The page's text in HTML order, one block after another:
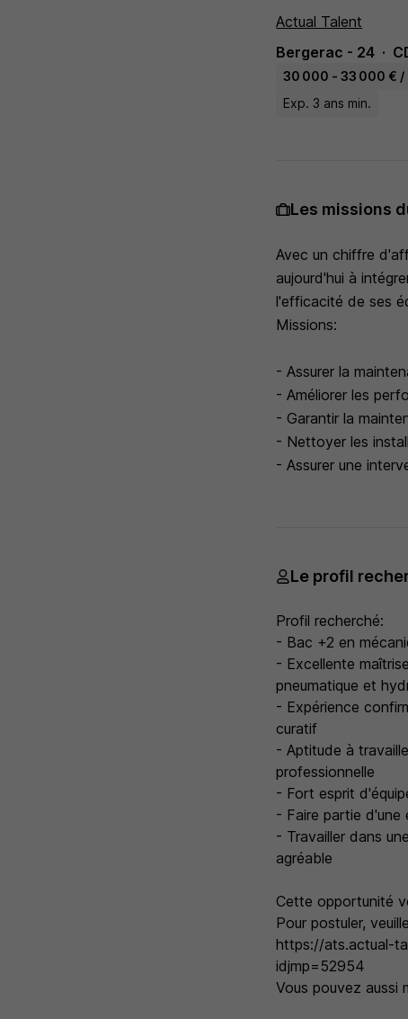
Actual Talent
Bergerac - 24
30 000 - 33 000 € /
Exp. 3 ans min.
Les missions
Avec un chiffre
aujourd'hui à
l'efficacité de ses
Missions:
- Assurer la
- Améliorer les
- Garantir la
- Nettoyer les
- Assurer une
Le profil
Profil recherché:
- Bac +2 en
- Excellente
pneumatique et
- Expérience
curatif
- Aptitude à
professionnelle
- Fort esprit
- Faire partie d'une
- Travailler dans
agréable
Cette opportunité
Pour postuler,
https://ats.actual-
idjmp=52954
Vous pouvez